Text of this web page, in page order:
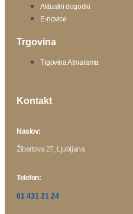
Aktualni dogodki
E-novice
Trgovina
Trgovina Atmarama
Kontakt
Naslov:
Žibertova 27, Ljubljana
Telefon:
01 431 21 24